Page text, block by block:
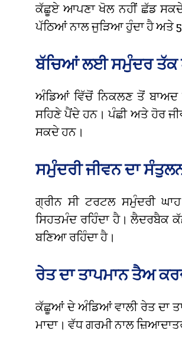
ਕੱਛੂਏ ਆਪਣਾ ਖੋਲ ਨਹੀਂ ਛੱਡ
ਪੱਠਿਆਂ ਨਾਲ ਜੁੜਿਆ ਹੁੰਦਾ ਹੈ ਅਤੇ
ਬੱਚਿਆਂ ਲਈ ਸਮੁੰਦਰ ਤੱਕ
ਅੰਡਿਆਂ ਵਿੱਚੋਂ ਨਿਕਲਣ ਤੋਂ
ਸਹਿਣੇ ਪੈਂਦੇ ਹਨ। ਪੰਛੀ ਅਤੇ ਹੋਰ
ਸਕਦੇ ਹਨ।
ਸਮੁੰਦਰੀ ਜੀਵਨ ਦਾ
ਗ੍ਰੀਨ ਸੀ ਟਰਟਲ ਸਮੁੰਦਰੀ
ਸਿਹਤਮੰਦ ਰਹਿੰਦਾ ਹੈ। ਲੈਦਰਬੈਕ
ਬਣਿਆ ਰਹਿੰਦਾ ਹੈ।
ਰੇਤ ਦਾ ਤਾਪਮਾਨ ਤੈਅ
ਕੱਛੂਆਂ ਦੇ ਅੰਡਿਆਂ ਵਾਲੀ ਰੇਤ ਦਾ
ਮਾਦਾ। ਵੱਧ ਗਰਮੀ ਨਾਲ